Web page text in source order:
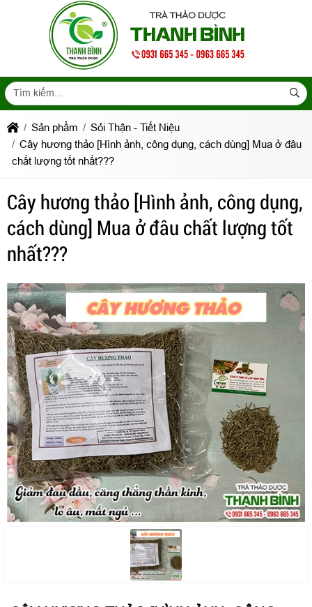
Sản phẩm
Sỏi Thận - Tiết Niệu
Cây hương thảo [Hình ảnh, công dụng, cách dùng] Mua ở đâu
chất lượng tốt nhất???
Cây hương thảo [Hình ảnh, công dụng,
cách dùng] Mua ở đâu chất lượng tốt
nhất???